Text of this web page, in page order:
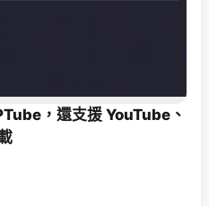
，還支援 YouTube、